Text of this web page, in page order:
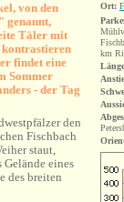
von den
genannt,
Täler mit
kontrastieren
findet eine
Sommer
- der Tag
den
Fischbach
staut,
eines
des breiten
Ort:
km